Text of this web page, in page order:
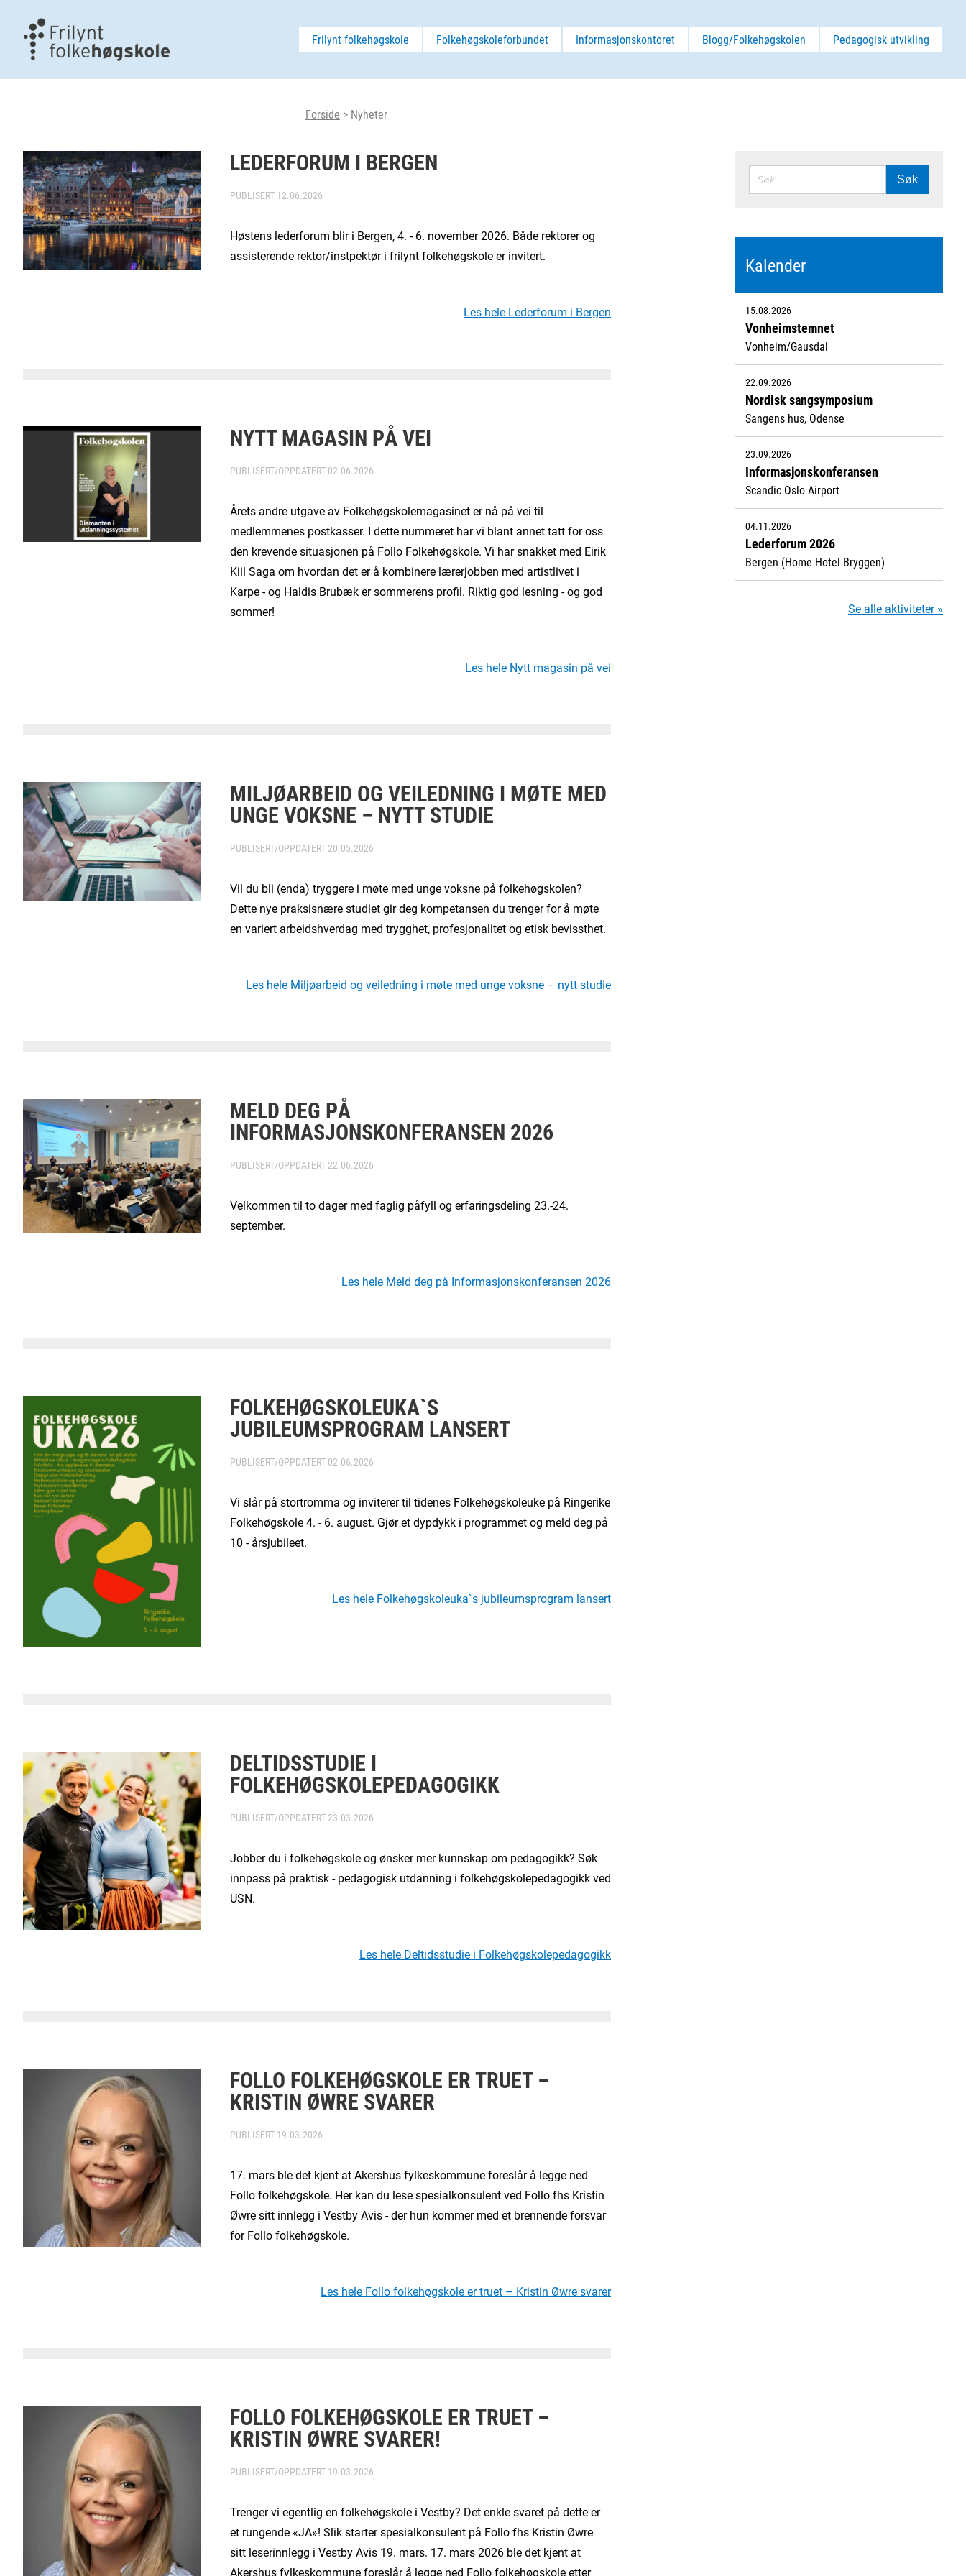
Frilynt folkehøgskole Folkehøgskoleforbundet Informasjonskontoret Blogg/Folkehøgskolen Pedagogisk utvikling
Forside > Nyheter
LEDERFORUM I BERGEN
PUBLISERT 12.06.2026
Høstens lederforum blir i Bergen, 4. - 6. november 2026. Både rektorer og
assisterende rektor/instpektør i frilynt folkehøgskole er invitert.
Les hele Lederforum i Bergen
NYTT MAGASIN PÅ VEI
PUBLISERT/OPPDATERT 02.06.2026
Årets andre utgave av Folkehøgskolemagasinet er nå på vei til
medlemmenes postkasser. I dette nummeret har vi blant annet tatt for oss
den krevende situasjonen på Follo Folkehøgskole. Vi har snakket med Eirik
Kiil Saga om hvordan det er å kombinere lærerjobben med artistlivet i
Karpe - og Haldis Brubæk er sommerens profil. Riktig god lesning - og god
sommer!
Les hele Nytt magasin på vei
MILJØARBEID OG VEILEDNING I MØTE MED
UNGE VOKSNE – NYTT STUDIE
PUBLISERT/OPPDATERT 20.05.2026
Vil du bli (enda) tryggere i møte med unge voksne på folkehøgskolen?
Dette nye praksisnære studiet gir deg kompetansen du trenger for å møte
en variert arbeidshverdag med trygghet, profesjonalitet og etisk bevissthet.
Les hele Miljøarbeid og veiledning i møte med unge voksne – nytt studie
MELD DEG PÅ
INFORMASJONSKONFERANSEN 2026
PUBLISERT/OPPDATERT 22.06.2026
Velkommen til to dager med faglig påfyll og erfaringsdeling 23.-24.
september.
Les hele Meld deg på Informasjonskonferansen 2026
FOLKEHØGSKOLEUKA`S
JUBILEUMSPROGRAM LANSERT
PUBLISERT/OPPDATERT 02.06.2026
Vi slår på stortromma og inviterer til tidenes Folkehøgskoleuke på Ringerike
Folkehøgskole 4. - 6. august. Gjør et dypdykk i programmet og meld deg på
10 - årsjubileet.
Les hele Folkehøgskoleuka`s jubileumsprogram lansert
DELTIDSSTUDIE I
FOLKEHØGSKOLEPEDAGOGIKK
PUBLISERT/OPPDATERT 23.03.2026
Jobber du i folkehøgskole og ønsker mer kunnskap om pedagogikk? Søk
innpass på praktisk - pedagogisk utdanning i folkehøgskolepedagogikk ved
USN.
Les hele Deltidsstudie i Folkehøgskolepedagogikk
FOLLO FOLKEHØGSKOLE ER TRUET –
KRISTIN ØWRE SVARER
PUBLISERT 19.03.2026
17. mars ble det kjent at Akershus fylkeskommune foreslår å legge ned
Follo folkehøgskole. Her kan du lese spesialkonsulent ved Follo fhs Kristin
Øwre sitt innlegg i Vestby Avis - der hun kommer med et brennende forsvar
for Follo folkehøgskole.
Les hele Follo folkehøgskole er truet – Kristin Øwre svarer
FOLLO FOLKEHØGSKOLE ER TRUET –
KRISTIN ØWRE SVARER!
PUBLISERT/OPPDATERT 19.03.2026
Trenger vi egentlig en folkehøgskole i Vestby? Det enkle svaret på dette er
et rungende «JA»! Slik starter spesialkonsulent på Follo fhs Kristin Øwre
sitt leserinnlegg i Vestby Avis 19. mars. 17. mars 2026 ble det kjent at
Akershus fylkeskommune foreslår å legge ned Follo folkehøgskole etter
SØK Søk
Kalender
15.08.2026
Vonheimstemnet
Vonheim/Gausdal
22.09.2026
Nordisk sangsymposium
Sangens hus, Odense
23.09.2026
Informasjonskonferansen
Scandic Oslo Airport
04.11.2026
Lederforum 2026
Bergen (Home Hotel Bryggen)
Se alle aktiviteter »